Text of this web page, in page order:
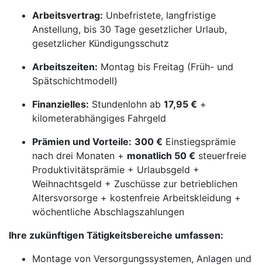
Arbeitsvertrag: Unbefristete, langfristige
Anstellung, bis 30 Tage gesetzlicher Urlaub,
gesetzlicher Kündigungsschutz
Arbeitszeiten: Montag bis Freitag (Früh- und
Spätschichtmodell)
Finanzielles: Stundenlohn ab 17,95 € +
kilometerabhängiges Fahrgeld
Prämien und Vorteile: 300 € Einstiegsprämie
nach drei Monaten + monatlich 50 € steuerfreie
Produktivitätsprämie + Urlaubsgeld +
Weihnachtsgeld + Zuschüsse zur betrieblichen
Altersvorsorge + kostenfreie Arbeitskleidung +
wöchentliche Abschlagszahlungen
Ihre zukünftigen Tätigkeitsbereiche umfassen:
Montage von Versorgungssystemen, Anlagen und